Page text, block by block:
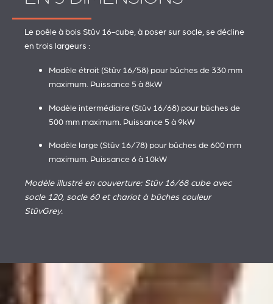
Le poêle à bois Stûv 16-cube, à poser sur socle, se décline
en trois largeurs :
Modèle étroit (Stûv 16/58) pour bûches de 330 mm
maximum. Puissance 5 à 8kW
Modèle intermédiaire (Stûv 16/68) pour bûches de
500 mm maximum. Puissance 5 à 9kW
Modèle large (Stûv 16/78) pour bûches de 600 mm
maximum. Puissance 6 à 10kW
Modèle illustré en couverture: Stûv 16/68 cube avec
socle 120, socle 60 et chariot à bûches couleur
StûvGrey.